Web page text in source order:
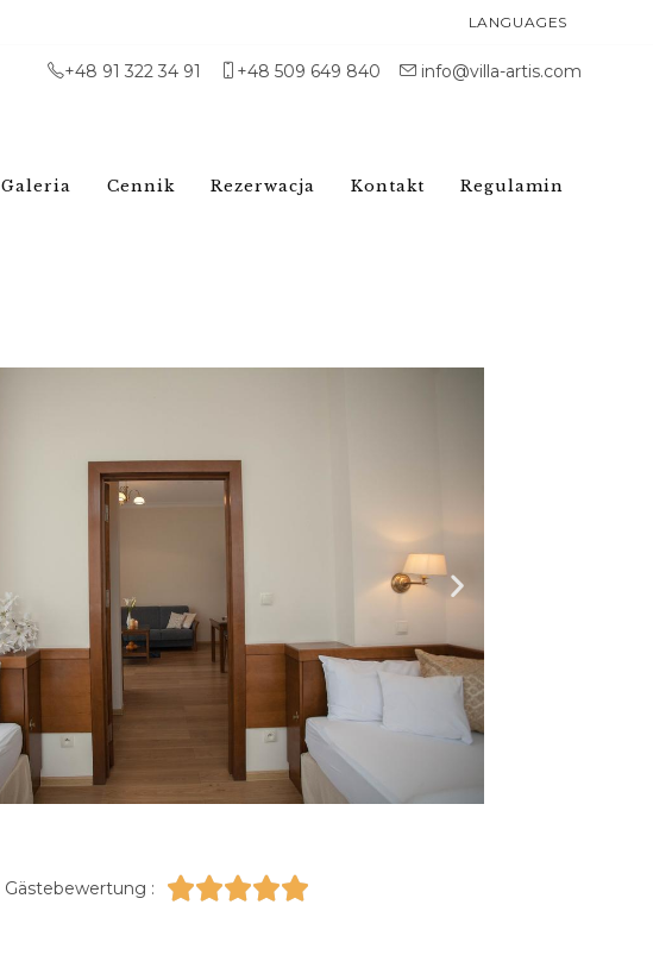
LANGUAGES
+48 91 322 34 91 +48 509 649 840 info@villa-artis.com
Galeria Cennik Rezerwacja Kontakt Regulamin
Gästebewertung : 